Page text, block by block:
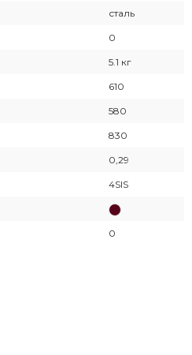
сталь
0
5.1 кг
610
580
830
0,29
4SIS
0